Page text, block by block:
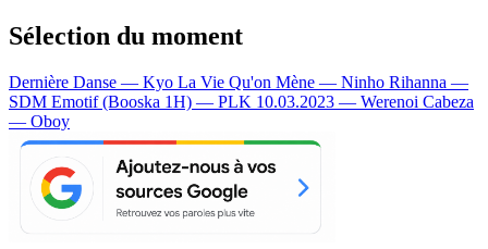
Sélection du moment
Dernière Danse — Kyo La Vie Qu'on Mène — Ninho Rihanna —
SDM Emotif (Booska 1H) — PLK 10.03.2023 — Werenoi Cabeza
— Oboy